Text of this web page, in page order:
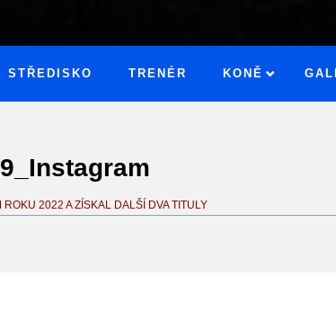
STŘEDISKO TRENÉR KONĚ
2022 A ZÍSKAL DALŠÍ DVA TITULY